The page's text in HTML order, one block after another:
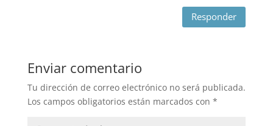
Responder
Enviar comentario
Tu dirección de correo electrónico no será publicada.
Los campos obligatorios están marcados con *